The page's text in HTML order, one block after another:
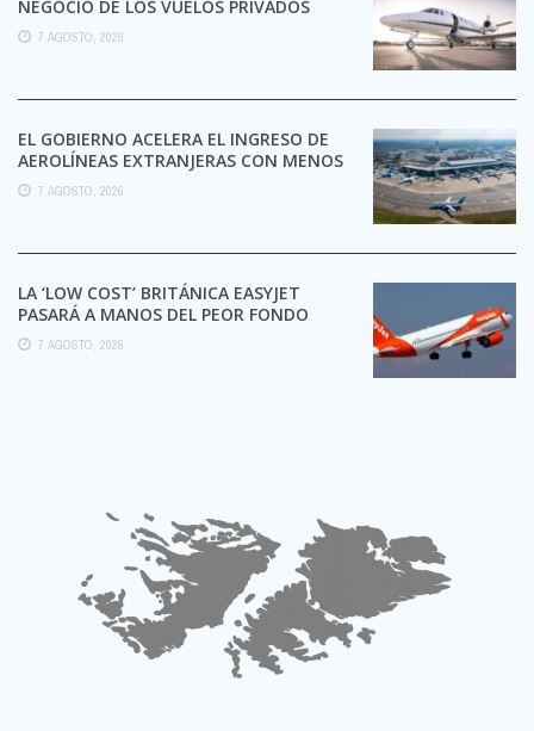
NEGOCIO DE LOS VUELOS PRIVADOS
7 AGOSTO, 2026
EL GOBIERNO ACELERA EL INGRESO DE
AEROLÍNEAS EXTRANJERAS CON MENOS
TRÁMITES
7 AGOSTO, 2026
LA ‘LOW COST’ BRITÁNICA EASYJET
PASARÁ A MANOS DEL PEOR FONDO
POSIBLE:
7 AGOSTO, 2026